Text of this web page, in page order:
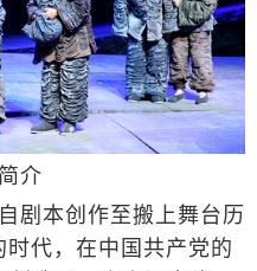
介
本创作至搬上舞台历
代，在中国共产党的